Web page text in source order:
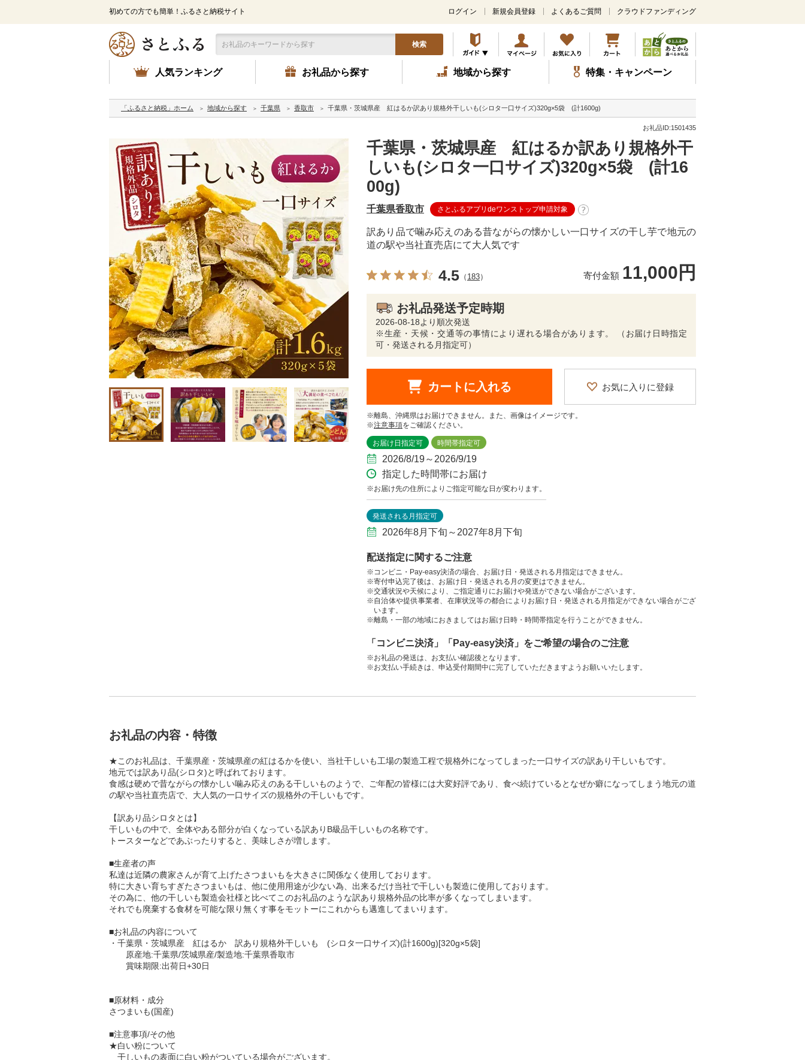
初めての方でも簡単！ふるさと納税サイト
メ
ン
コ
ン
テ
ツ
に
ッ
プ
ログイン 新規会員登録 よくあるご質問 クラウドファンディング
検索
人気ランキング お礼品から探す 地域から探す 特集・キャンペーン
「ふるさと納税」ホーム 地域から探す 千葉県 香取市 千葉県・茨城県産 紅はるか訳あり規格外干しいも(シロタ一口サイズ)320g×5袋 (計1600g)
お礼品ID:1501435
千葉県・茨城県産 紅はるか訳あり規格外干
しいも(シロタ一口サイズ)320g×5袋 (計16
00g)
千葉県香取市 さとふるアプリdeワンストップ申請対象
訳あり品で噛み応えのある昔ながらの懐かしい一口サイズの干し芋で地元の
道の駅や当社直売店にて大人気です
4.5 （ 183） 寄付金額 11,000円
お礼品発送予定時期
2026-08-18より順次発送
※生産・天候・交通等の事情により遅れる場合があります。 （お届け日時指定
可・発送される月指定可）
カートに入れる お気に入りに登録
※離島、沖縄県はお届けできません。また、画像はイメージです。
※注意事項をご確認ください。
お届け日指定可 時間帯指定可
2026/8/19～2026/9/19
指定した時間帯にお届け
※お届け先の住所によりご指定可能な日が変わります。
発送される月指定可
2026年8月下旬～2027年8月下旬
配送指定に関するご注意
※コンビニ・Pay-easy決済の場合、お届け日・発送される月指定はできません。
※寄付申込完了後は、お届け日・発送される月の変更はできません。
※交通状況や天候により、ご指定通りにお届けや発送ができない場合がございます。
※自治体や提供事業者、在庫状況等の都合によりお届け日・発送される月指定ができない場合がござ
います。
※離島・一部の地域におきましてはお届け日時・時間帯指定を行うことができません。
「コンビニ決済」「Pay-easy決済」をご希望の場合のご注意
※お礼品の発送は、お支払い確認後となります。
※お支払い手続きは、申込受付期間中に完了していただきますようお願いいたします。
お礼品の内容・特徴
★このお礼品は、千葉県産・茨城県産の紅はるかを使い、当社干しいも工場の製造工程で規格外になってしまった一口サイズの訳あり干しいもです。
地元では訳あり品(シロタ)と呼ばれております。
食感は硬めで昔ながらの懐かしい噛み応えのある干しいものようで、ご年配の皆様には大変好評であり、食べ続けているとなぜか癖になってしまう地元の道
の駅や当社直売店で、大人気の一口サイズの規格外の干しいもです。
【訳あり品シロタとは】
干しいもの中で、全体やある部分が白くなっている訳ありB級品干しいもの名称です。
トースターなどであぶったりすると、美味しさが増します。
■生産者の声
私達は近隣の農家さんが育て上げたさつまいもを大きさに関係なく使用しております。
特に大きい育ちすぎたさつまいもは、他に使用用途が少ない為、出来るだけ当社で干しいも製造に使用しております。
その為に、他の干しいも製造会社様と比べてこのお礼品のような訳あり規格外品の比率が多くなってしまいます。
それでも廃棄する食材を可能な限り無くす事をモットーにこれからも邁進してまいります。
■お礼品の内容について
・千葉県・茨城県産 紅はるか 訳あり規格外干しいも (シロタ一口サイズ)(計1600g)[320g×5袋]
原産地:千葉県/茨城県産/製造地:千葉県香取市
賞味期限:出荷日+30日
■原材料・成分
さつまいも(国産)
■注意事項/その他
★白い粉について
干しいもの表面に白い粉がついている場合がございます。